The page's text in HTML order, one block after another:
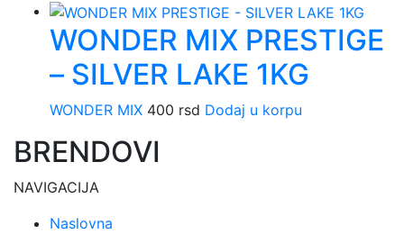
WONDER MIX PRESTIGE
– SILVER LAKE 1KG
WONDER MIX 400 rsd Dodaj u korpu
BRENDOVI
NAVIGACIJA
Naslovna